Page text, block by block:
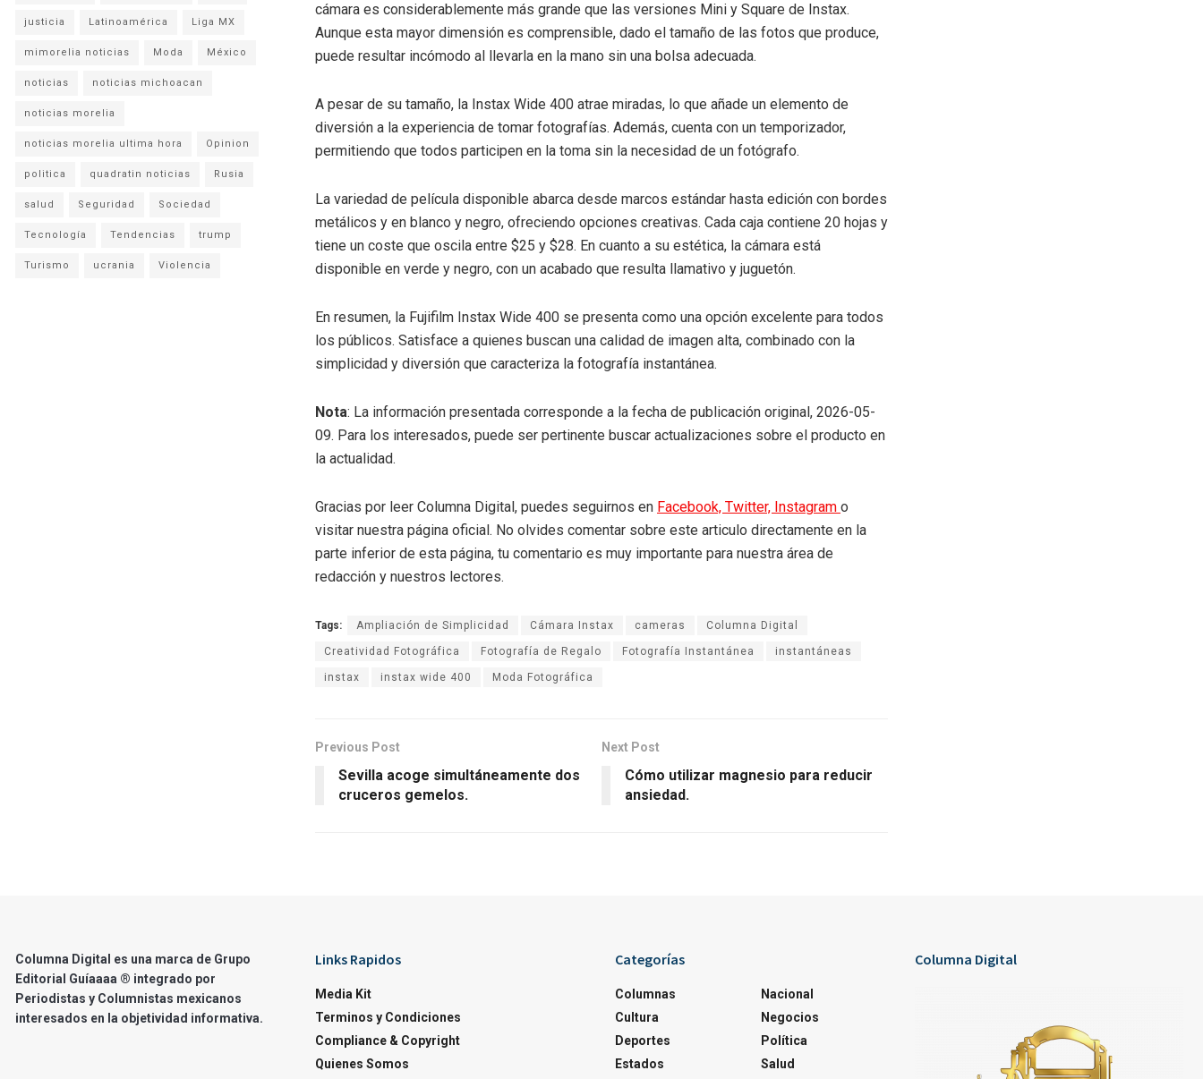
cámara es considerablemente más grande que las versiones Mini y Square de Instax.
Aunque esta mayor dimensión es comprensible, dado el tamaño de las fotos que produce,
puede resultar incómodo al llevarla en la mano sin una bolsa adecuada.
A pesar de su tamaño, la Instax Wide 400 atrae miradas, lo que añade un elemento de
diversión a la experiencia de tomar fotografías. Además, cuenta con un temporizador,
permitiendo que todos participen en la toma sin la necesidad de un fotógrafo.
La variedad de película disponible abarca desde marcos estándar hasta edición con bordes
metálicos y en blanco y negro, ofreciendo opciones creativas. Cada caja contiene 20 hojas y
tiene un coste que oscila entre $25 y $28. En cuanto a su estética, la cámara está
disponible en verde y negro, con un acabado que resulta llamativo y juguetón.
En resumen, la Fujifilm Instax Wide 400 se presenta como una opción excelente para todos
los públicos. Satisface a quienes buscan una calidad de imagen alta, combinado con la
simplicidad y diversión que caracteriza la fotografía instantánea.
Nota: La información presentada corresponde a la fecha de publicación original, 2026-05-
09. Para los interesados, puede ser pertinente buscar actualizaciones sobre el producto en
la actualidad.
Gracias por leer Columna Digital, puedes seguirnos en Facebook, Twitter, Instagram o
visitar nuestra página oficial. No olvides comentar sobre este articulo directamente en la
parte inferior de esta página, tu comentario es muy importante para nuestra área de
redacción y nuestros lectores.
Tags: Ampliación de Simplicidad Cámara Instax cameras Columna Digital
Creatividad Fotográfica Fotografía de Regalo Fotografía Instantánea instantáneas
instax instax wide 400 Moda Fotográfica
Previous Post
Sevilla acoge simultáneamente dos
cruceros gemelos.
Next Post
Cómo utilizar magnesio para reducir
ansiedad.
justicia Latinoamérica Liga MX
mimorelia noticias Moda México
noticias noticias michoacan
noticias morelia
noticias morelia ultima hora Opinion
politica quadratin noticias Rusia
salud Seguridad Sociedad
Tecnología Tendencias trump
Turismo ucrania Violencia
Columna Digital es una marca de Grupo
Editorial Guíaaaa ® integrado por
Periodistas y Columnistas mexicanos
interesados en la objetividad informativa.
Links Rapidos
Media Kit
Terminos y Condiciones
Compliance & Copyright
Quienes Somos
Categorías
Columnas
Cultura
Deportes
Estados
Nacional
Negocios
Política
Salud
Columna Digital